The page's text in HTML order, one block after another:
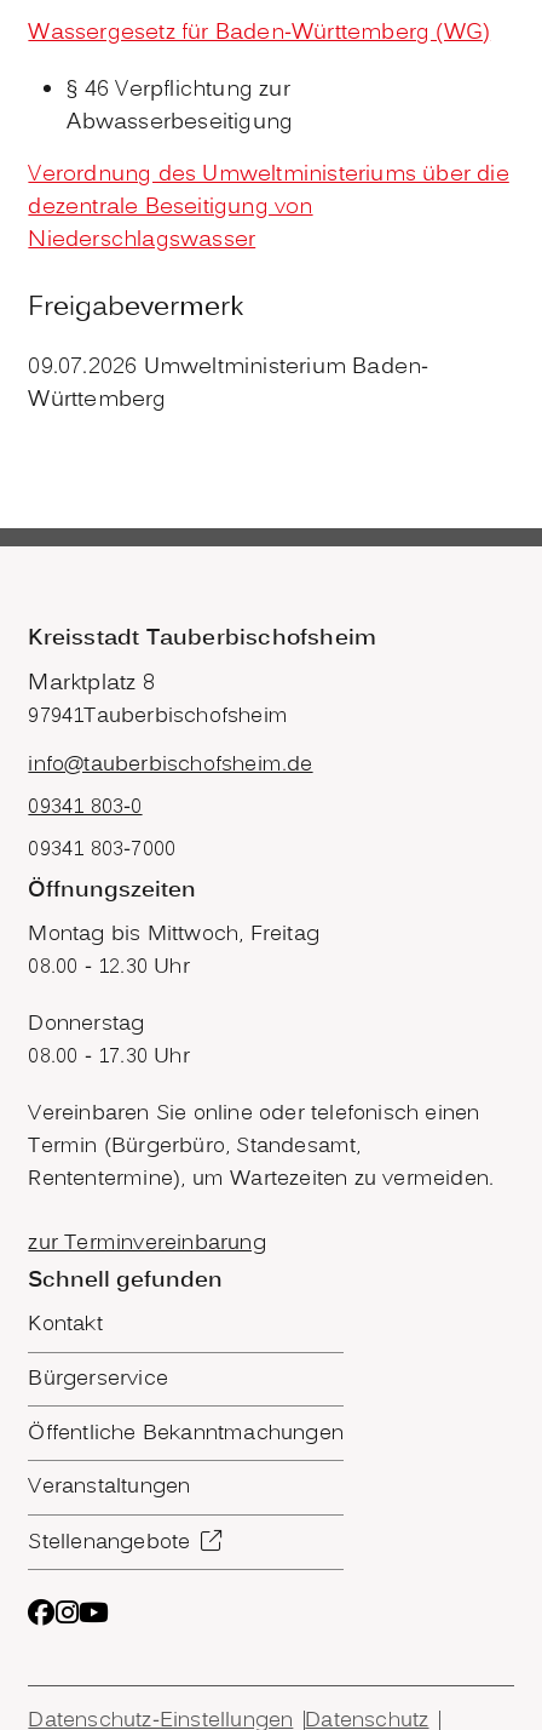
Wassergesetz für Baden-Württemberg (WG)
§ 46 Verpflichtung zur
Abwasserbeseitigung
Verordnung des Umweltministeriums über die
dezentrale Beseitigung von
Niederschlagswasser
Freigabevermerk
09.07.2026 Umweltministerium Baden-
Württemberg
Kreisstadt Tauberbischofsheim
Marktplatz 8
97941Tauberbischofsheim
info@tauberbischofsheim.de
09341 803-0
09341 803-7000
Öffnungszeiten
Montag bis Mittwoch, Freitag
08.00 - 12.30 Uhr
Donnerstag
08.00 - 17.30 Uhr
Vereinbaren Sie online oder telefonisch einen
Termin (Bürgerbüro, Standesamt,
Rententermine), um Wartezeiten zu vermeiden.
zur Terminvereinbarung
Schnell gefunden
Kontakt
Bürgerservice
Öffentliche Bekanntmachungen
Veranstaltungen
Stellenangebote
Datenschutz-Einstellungen Datenschutz